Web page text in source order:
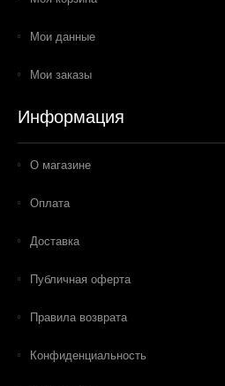
Мои данные
Мои заказы
Информация
О магазине
Оплата
Доставка
Публичная оферта
Правила возврата
Конфиденциальность